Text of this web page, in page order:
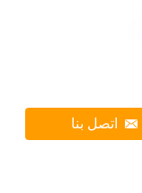
اتصل بنا